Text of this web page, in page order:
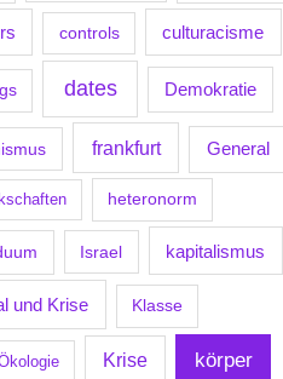
controls culturacisme
dates Demokratie
frankfurt General
heteronorm
Israel kapitalismus
und Krise Klasse
Krise körper